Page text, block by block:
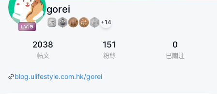
gorei
+14
2038
帖文
151
粉絲
0
已關注
blog.ulifestyle.com.hk/gorei